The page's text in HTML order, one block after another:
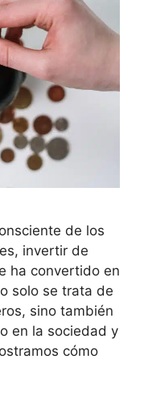
de los
invertir de
ha convertido en
solo se trata de
sino también
en la sociedad y
cómo